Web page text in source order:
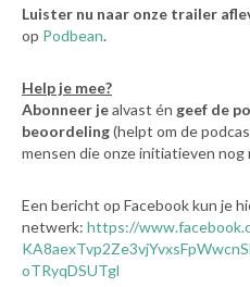
Luister nu naar onze trailer
op Podbean.
Help je mee?
Abonneer jealvast én geef de
beoordeling(helpt om de
mensen die onze initiatieven nog
Een bericht op Facebook kun je
netwerk: https://
oTRyqDSUTgl